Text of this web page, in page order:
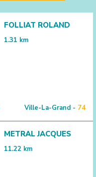
FOLLIAT ROLAND
1.31 km
Ville-La-Grand - 74
METRAL JACQUES
11.22 km